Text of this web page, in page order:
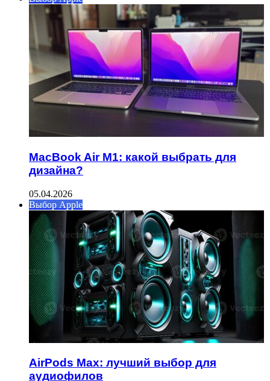
MacBook Air M1: какой выбрать для
дизайна?
05.04.2026
Выбор Apple
AirPods Max: лучший выбор для
аудиофилов